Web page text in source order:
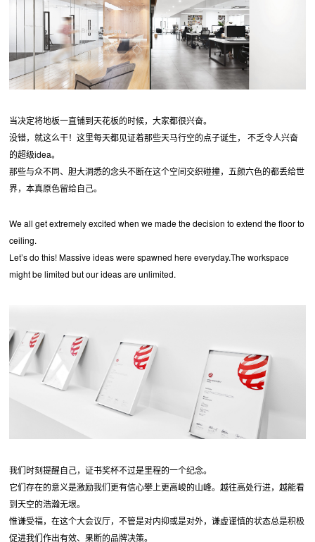
当决定将地板一直铺到天花板的时候，大家都很兴奋。
没错，就这么干！这里每天都见证着那些天马行空的点子诞生， 不乏令人兴奋
的超级idea。
那些与众不同、胆大洞悉的念头不断在这个空间交织碰撞，五颜六色的都丢给世
界，本真原色留给自己。
We all get extremely excited when we made the decision to extend the floor to
ceiling.
Let’s do this! Massive ideas were spawned here everyday.The workspace
might be limited but our ideas are unlimited.
我们时刻提醒自己，证书奖杯不过是里程的一个纪念。
它们存在的意义是激励我们更有信心攀上更高峻的山峰。越往高处行进，越能看
到天空的浩瀚无垠。
惟谦受福，在这个大会议厅，不管是对内抑或是对外，谦虚谨慎的状态总是积极
促进我们作出有效、果断的品牌决策。